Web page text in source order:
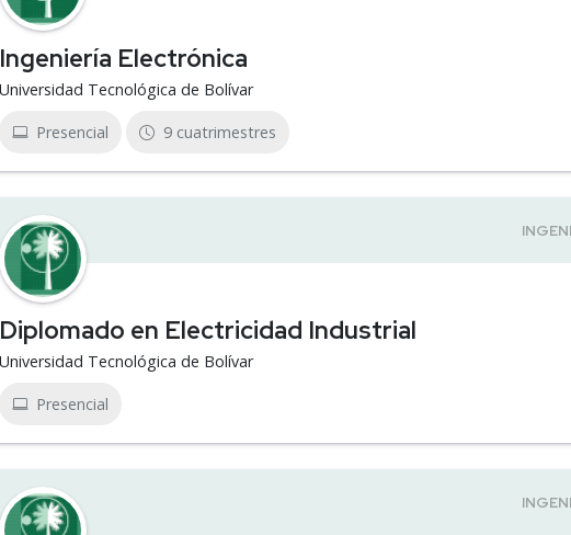
Ingeniería Electrónica
Universidad Tecnológica de Bolívar
Presencial 9 cuatrimestres
Diplomado en Electricidad Industrial
Universidad Tecnológica de Bolívar
Presencial